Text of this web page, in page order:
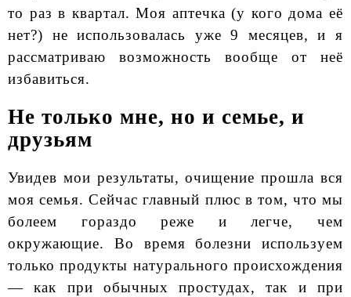
то раз в квартал. Моя аптечка (у кого дома её
нет?) не использовалась уже 9 месяцев, и я
рассматриваю возможность вообще от неё
избавиться.
Не только мне, но и семье, и
друзьям
Увидев мои результаты, очищение прошла вся
моя семья. Сейчас главный плюс в том, что мы
болеем гораздо реже и легче, чем
окружающие. Во время болезни используем
только продукты натурального происхождения
— как при обычных простудах, так и при